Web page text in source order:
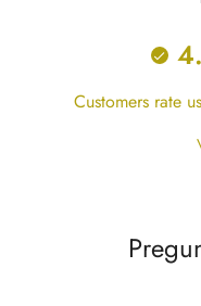
Customers rate